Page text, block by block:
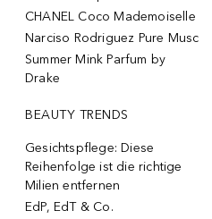
CHANEL Coco Mademoiselle
Narciso Rodriguez Pure Musc
Summer Mink Parfum by
Drake
BEAUTY TRENDS
Gesichtspflege: Diese
Reihenfolge ist die richtige
Milien entfernen
EdP, EdT & Co.